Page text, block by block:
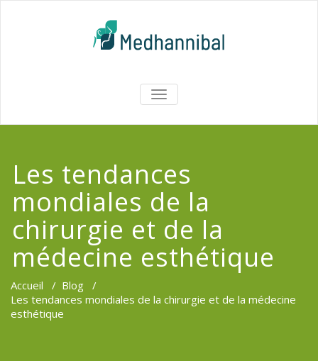
AFFICHER/MASQUER
LA
Les tendances
mondiales de la
chirurgie et de la
médecine esthétique
Accueil / Blog /
Les tendances mondiales de la chirurgie et de la médecine
esthétique